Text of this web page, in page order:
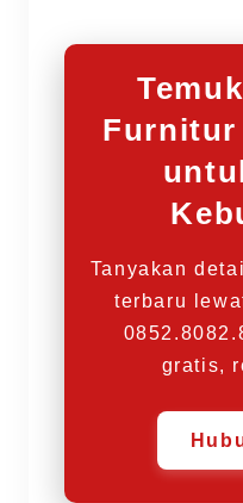
Furnitur
Tanyakan
terbaru
gratis,